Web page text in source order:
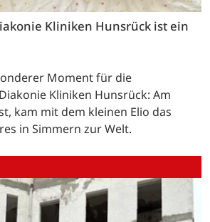
Kliniken Hunsrück ist ein
Moment für die
Kliniken Hunsrück: Am
kam mit dem kleinen Elio das
in Simmern zur Welt.